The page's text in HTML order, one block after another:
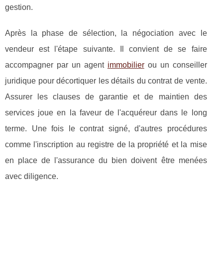
gestion.
Après la phase de sélection, la négociation avec le
vendeur est l'étape suivante. Il convient de se faire
accompagner par un agent immobilierou un conseiller
juridique pour décortiquer les détails du contrat de vente.
Assurer les clauses de garantie et de maintien des
services joue en la faveur de l'acquéreur dans le long
terme. Une fois le contrat signé, d'autres procédures
comme l'inscription au registre de la propriété et la mise
en place de l'assurance du bien doivent être menées
avec diligence.